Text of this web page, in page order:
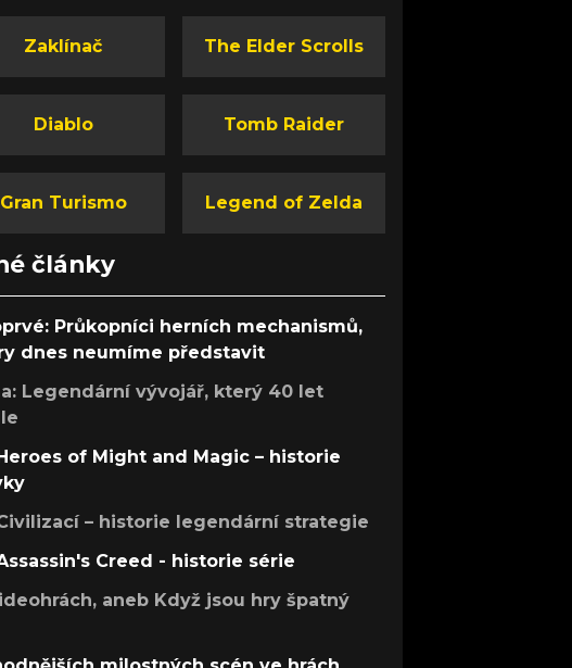
Zaklínač The Elder Scrolls
Diablo Tomb Raider
Gran Turismo Legend of Zelda
články
Průkopníci herních mechanismů,
dnes neumíme představit
Legendární vývojář, který 40 let
of Might and Magic – historie
– historie legendární strategie
Creed - historie série
aneb Když jsou hry špatný